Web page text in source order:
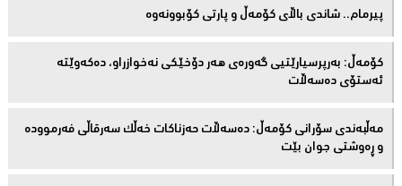
پیرمام.. شاندی باڵای كۆمه‌ڵ و پارتی كۆبوونه‌وه‌
كۆمەڵ: بەرپرسیارێتیی گەورەی هەر دۆخێکی نەخوازراو، دەكەوێتە
ئەستۆی دەسەڵات
مەڵبەندى سۆرانى کۆمەڵ: دەسەڵات حەزناکات خەڵک سەرقاڵى فەرموودە
و ڕەوشتى جوان بێت